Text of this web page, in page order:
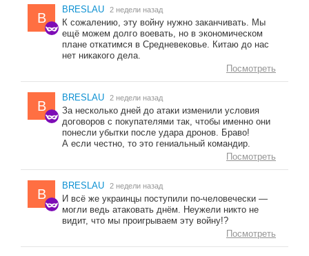
B
BRESLAU 2 недели назад
К сожалению, эту войну нужно заканчивать. Мы
ещё можем долго воевать, но в экономическом
плане откатимся в Средневековье. Китаю до нас
нет никакого дела.
Посмотреть
B
BRESLAU 2 недели назад
За несколько дней до атаки изменили условия
договоров с покупателями так, чтобы именно они
понесли убытки после удара дронов. Браво!
А если честно, то это гениальный командир.
Посмотреть
B
BRESLAU 2 недели назад
И всё же украинцы поступили по-человечески —
могли ведь атаковать днём. Неужели никто не
видит, что мы проигрываем эту войну!?
Посмотреть